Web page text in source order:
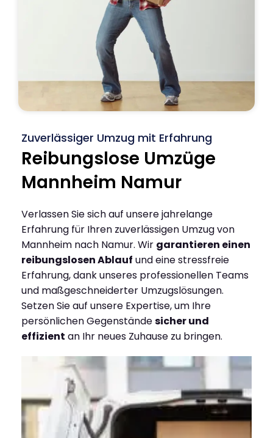
Zuverlässiger Umzug mit Erfahrung
Reibungslose Umzüge
Mannheim Namur
Verlassen Sie sich auf unsere jahrelange
Erfahrung für Ihren zuverlässigen Umzug von
Mannheim nach Namur. Wir garantieren einen
reibungslosen Ablauf und eine stressfreie
Erfahrung, dank unseres professionellen Teams
und maßgeschneiderter Umzugslösungen.
Setzen Sie auf unsere Expertise, um Ihre
persönlichen Gegenständesicher und
effizient an Ihr neues Zuhause zu bringen.